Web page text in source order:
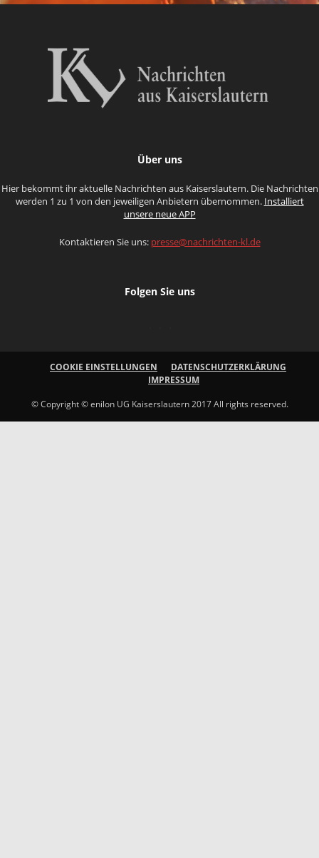
Über uns
Hier bekommt ihr aktuelle Nachrichten aus Kaiserslautern. Die Nachrichten
werden 1 zu 1 von den jeweiligen Anbietern übernommen. Installiert
unsere neue APP
Kontaktieren Sie uns: presse@nachrichten-kl.de
Folgen Sie uns
COOKIE EINSTELLUNGEN
DATENSCHUTZERKLÄRUNG
IMPRESSUM
© Copyright © enilon UG Kaiserslautern 2017 All rights reserved.